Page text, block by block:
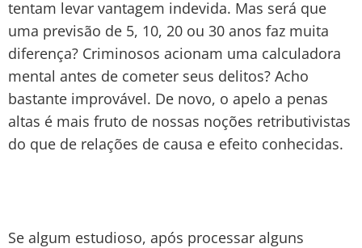
tentam levar vantagem indevida. Mas será que
uma previsão de 5, 10, 20 ou 30 anos faz muita
diferença? Criminosos acionam uma calculadora
mental antes de cometer seus delitos? Acho
bastante improvável. De novo, o apelo a penas
altas é mais fruto de nossas noções retributivistas
do que de relações de causa e efeito conhecidas.
Se algum estudioso, após processar alguns